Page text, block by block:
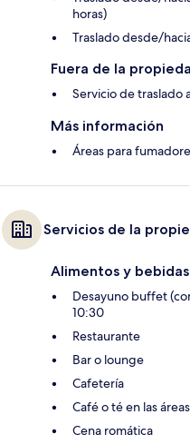
horas)
Traslado desde/
Fuera de la
Servicio de traslado
Más información
Áreas para
Servicios de la
Alimentos y bebidas
Desayuno buffet
10:30
Restaurante
Bar o lounge
Cafetería
Café o té en las
Cena romática